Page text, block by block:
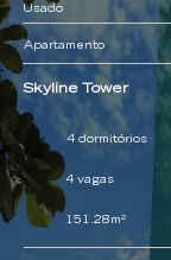
Usado
Apartamento
Skyline Tower
4 dormitórios
4 vagas
151.28m²